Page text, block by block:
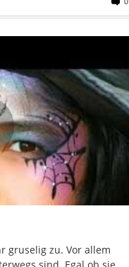
gruselig zu. Vor allem